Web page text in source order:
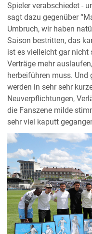
Spieler verabschiedet -
sagt dazu gegenüber
Umbruch, wir haben
Saison bestritten, das
ist es vielleicht gar nicht
Verträge mehr
herbeiführen muss. Und
werden in sehr sehr
Neuverpflichtungen,
die Fanszene milde
sehr viel kaputt